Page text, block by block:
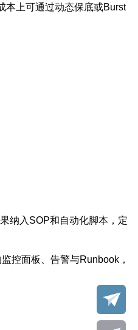
本上可通过动态保底或Burst
纳入SOP和自动化脚本，定
控面板、告警与Runbook，